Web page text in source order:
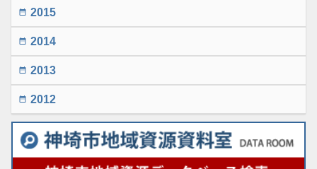
date_range 2015
date_range 2014
date_range 2013
date_range 2012